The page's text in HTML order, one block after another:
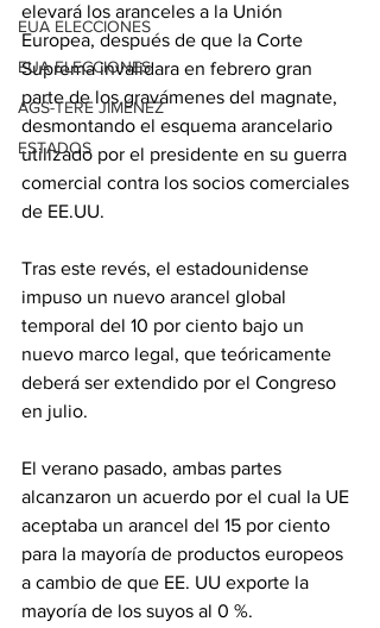
EUA ELECCIONES
EUA ELECCIONES
AGS-TERE JIMÉNEZ
ESTADOS
elevará los aranceles a la Unión
Europea, después de que la Corte
Suprema invalidara en febrero gran
parte de los gravámenes del magnate,
desmontando el esquema arancelario
utilizado por el presidente en su guerra
comercial contra los socios comerciales
de EE.UU.
Tras este revés, el estadounidense
impuso un nuevo arancel global
temporal del 10 por ciento bajo un
nuevo marco legal, que teóricamente
deberá ser extendido por el Congreso
en julio.
El verano pasado, ambas partes
alcanzaron un acuerdo por el cual la UE
aceptaba un arancel del 15 por ciento
para la mayoría de productos europeos
a cambio de que EE. UU exporte la
mayoría de los suyos al 0 %.